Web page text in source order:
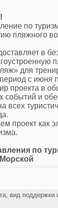
по
пляжного
в
для
с июня
проекта в
событий и
всех
проект как
по
вид